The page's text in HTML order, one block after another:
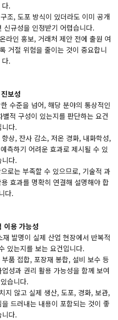
다.
조, 도포 방식이 있더라도 이미 공개
신규성을 인정받기 어렵습니다.
라인 홍보, 거래처 제안 전에 출원 여
거절 위험을 줄이는 것이 중요합니
다.
보성
수준을 넘어, 해당 분야의 통상적인
적 구성이 있는지를 판단하는 요건
니다.
상, 잔사 감소, 저온 경화, 내화학성,
측하기 어려운 효과로 제시될 수 있
니다.
로는 부족할 수 있으므로, 기술적 과
효과를 명확히 연결해 설명해야 합
다.
용 가능성
발명이 실제 산업 현장에서 반복적
있는지를 보는 요건입니다.
품 접합, 포장재 봉합, 설비 보수 등
성과 권리 활용 가능성을 함께 보여
습니다.
지 않고 실제 생산, 도포, 경화, 보관,
드러내는 내용이 포함되는 것이 좋
니다.